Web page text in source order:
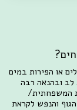
או הפירות במים
לב ובהנאה רבה
המשפחתית/
והנפש לקראת